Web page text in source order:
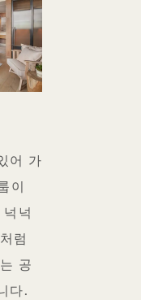
어 가
이
넉넉
럼
공
다.